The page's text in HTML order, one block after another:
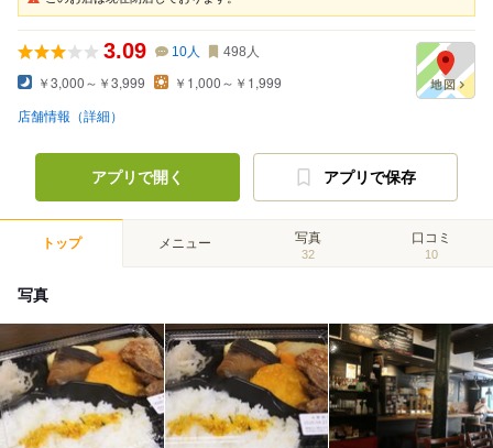
3.09 10人 498 人
￥3,000～￥3,999 ￥1,000～￥1,999
店舗情報（詳細）
アプリで開く アプリで保存
トップ メニュー 写真
32
口コミ
10
写真